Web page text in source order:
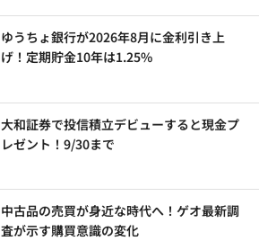
ゆうちょ銀行が2026年8月に金利引き上
げ！定期貯金10年は1.25%
大和証券で投信積立デビューすると現金プ
レゼント！9/30まで
中古品の売買が身近な時代へ！ゲオ最新調
査が示す購買意識の変化